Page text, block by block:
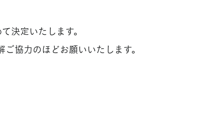
決定いたします。
協力のほどお願いいたします。